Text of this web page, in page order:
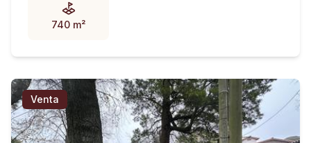
740 m²
Venta